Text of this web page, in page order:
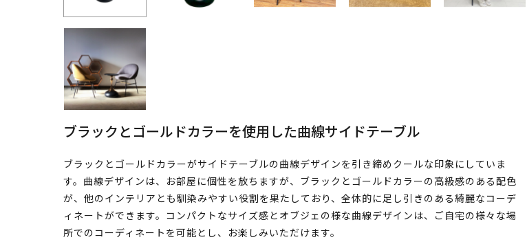
ブラックとゴールドカラーを使用した曲線サイドテーブル
ブラックとゴールドカラーがサイドテーブルの曲線デザインを引き締めクールな印象にしていま
す。曲線デザインは、お部屋に個性を放ちますが、ブラックとゴールドカラーの高級感のある配色
が、他のインテリアとも馴染みやすい役割を果たしており、全体的に足し引きのある綺麗なコーデ
ィネートができます。コンパクトなサイズ感とオブジェの様な曲線デザインは、ご自宅の様々な場
所でのコーディネートを可能とし、お楽しみいただけます。